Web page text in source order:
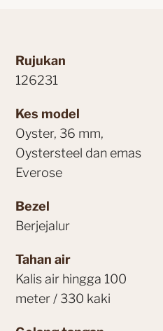
Rujukan
126231
Kes model
Oyster, 36 mm,
Oystersteel dan emas
Everose
Bezel
Berjejalur
Tahan air
Kalis air hingga 100
meter / 330 kaki